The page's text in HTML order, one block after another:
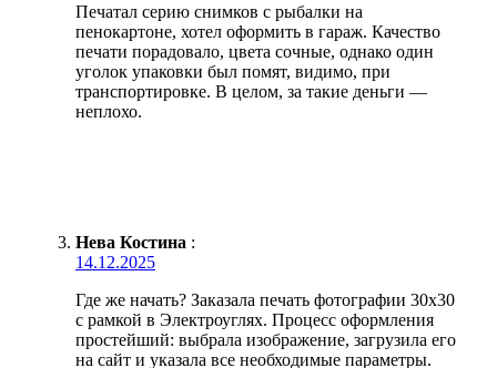
Печатал серию снимков с рыбалки на
пенокартоне, хотел оформить в гараж. Качество
печати порадовало, цвета сочные, однако один
уголок упаковки был помят, видимо, при
транспортировке. В целом, за такие деньги —
неплохо.
Нева Костина :
14.12.2025
Где же начать? Заказала печать фотографии 30х30
с рамкой в Электроуглях. Процесс оформления
простейший: выбрала изображение, загрузила его
на сайт и указала все необходимые параметры.